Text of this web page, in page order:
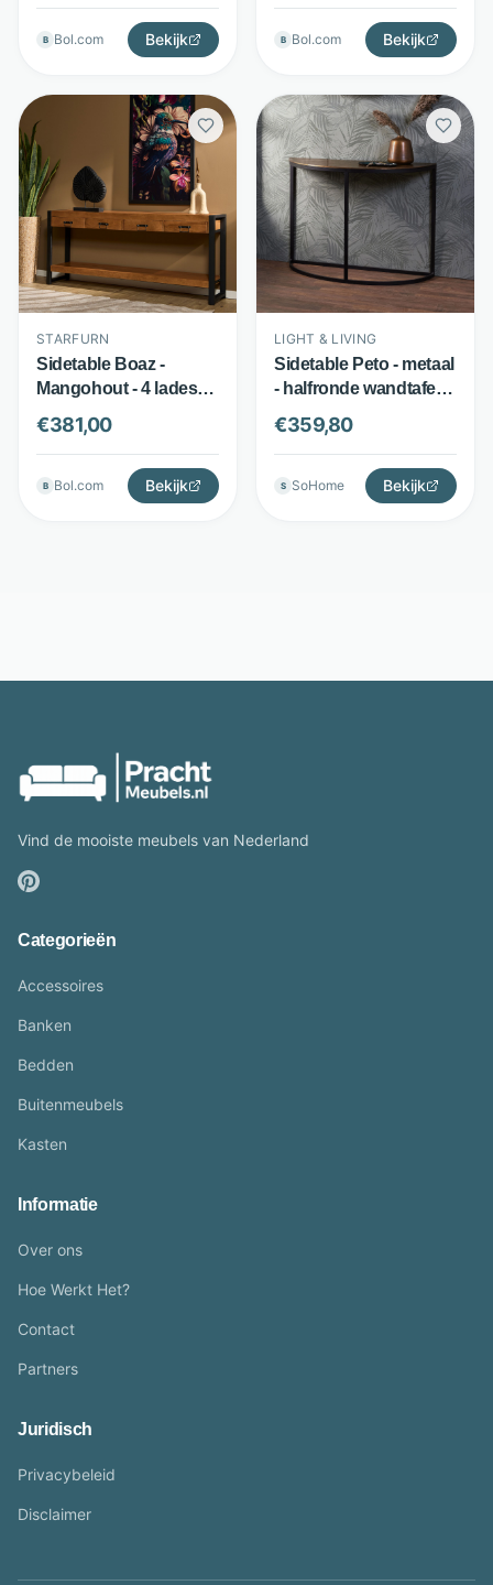
B Bol.com Bekijk B Bol.com Bekijk
STARFURN
Sidetable Boaz -
Mangohout - 4 lades
met ingelegde
houtstroken - Bruin -
Starfurn
€381,00
B Bol.com Bekijk
LIGHT & LIVING
Sidetable Peto - metaal
- halfronde wandtafel -
antiek brons - Light &
Living
€359,80
S SoHome Bekijk
Vind de mooiste meubels van Nederland
Categorieën
Accessoires
Banken
Bedden
Buitenmeubels
Kasten
Informatie
Over ons
Hoe Werkt Het?
Contact
Partners
Juridisch
Privacybeleid
Disclaimer